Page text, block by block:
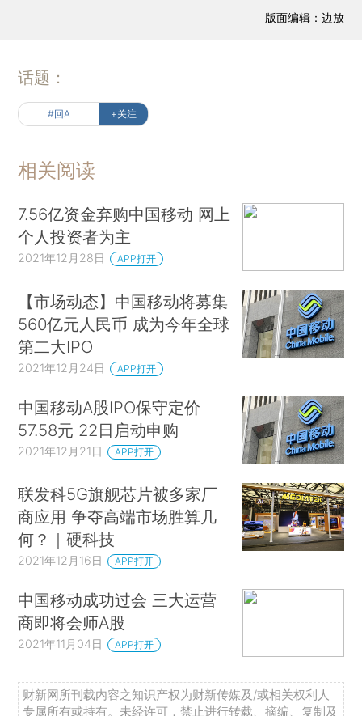
版面编辑：边放
话题：
#回A +关注
相关阅读
7.56亿资金弃购中国移动 网上
个人投资者为主
2021年12月28日 APP打开
【市场动态】中国移动将募集
560亿元人民币 成为今年全球
第二大IPO
2021年12月24日 APP打开
中国移动A股IPO保守定价
57.58元 22日启动申购
2021年12月21日 APP打开
联发科5G旗舰芯片被多家厂
商应用 争夺高端市场胜算几
何？｜硬科技
2021年12月16日 APP打开
中国移动成功过会 三大运营
商即将会师A股
2021年11月04日 APP打开
财新网所刊载内容之知识产权为财新传媒及/或相关权利人
专属所有或持有。未经许可，禁止进行转载、摘编、复制及